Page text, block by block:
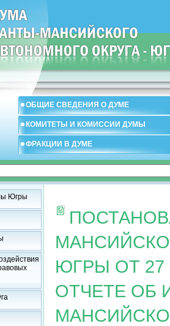
ОБЩИЕ СВЕДЕНИЯ О ДУМЕ
КОМИТЕТЫ И КОМИССИИ ДУМЫ
ФРАКЦИИ В ДУМЕ
Югры
ЮГРЫ ОТ 27
ОТЧЕТЕ ОБ